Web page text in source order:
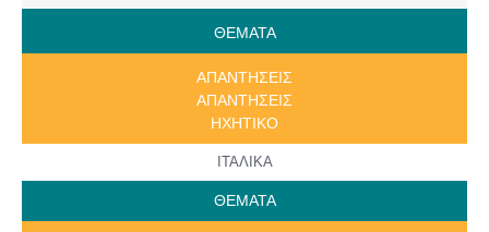
ΘΕΜΑΤΑ
ΑΠΑΝΤΗΣΕΙΣ
ΑΠΑΝΤΗΣΕΙΣ
ΗΧΗΤΙΚΟ
ITAΛΙΚΑ
ΘΕΜΑΤΑ